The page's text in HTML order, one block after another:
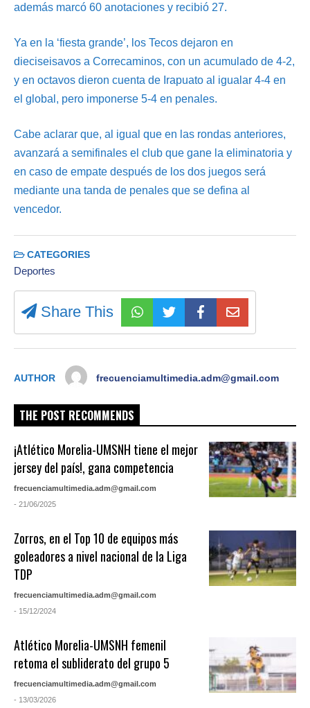
además marcó 60 anotaciones y recibió 27.
Ya en la ‘fiesta grande’, los Tecos dejaron en
dieciseisavos a Correcaminos, con un acumulado de 4-2,
y en octavos dieron cuenta de Irapuato al igualar 4-4 en
el global, pero imponerse 5-4 en penales.
Cabe aclarar que, al igual que en las rondas anteriores,
avanzará a semifinales el club que gane la eliminatoria y
en caso de empate después de los dos juegos será
mediante una tanda de penales que se defina al
vencedor.
CATEGORIES
Deportes
Share This
AUTHOR frecuenciamultimedia.adm@gmail.com
THE POST RECOMMENDS
¡Atlético Morelia-UMSNH tiene el mejor
jersey del país!, gana competencia
frecuenciamultimedia.adm@gmail.com
- 21/06/2025
Zorros, en el Top 10 de equipos más
goleadores a nivel nacional de la Liga
TDP
frecuenciamultimedia.adm@gmail.com
- 15/12/2024
Atlético Morelia-UMSNH femenil
retoma el subliderato del grupo 5
frecuenciamultimedia.adm@gmail.com
- 13/03/2026